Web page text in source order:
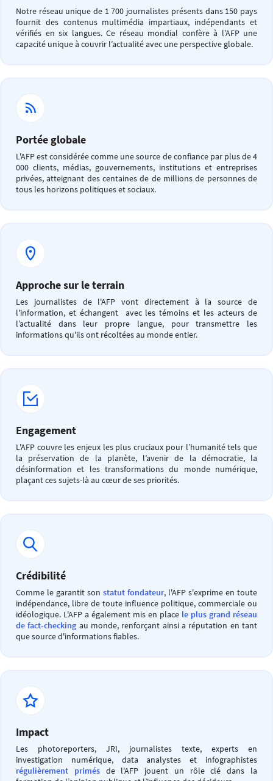
Notre réseau unique de 1 700 journalistes présents dans 150 pays
fournit des contenus multimédia impartiaux, indépendants et
vérifiés en six langues. Ce réseau mondial confère à l’AFP une
capacité unique à couvrir l’actualité avec une perspective globale.
Portée globale
L'AFP est considérée comme une source de confiance par plus de 4
000 clients, médias, gouvernements, institutions et entreprises
privées, atteignant des centaines de de millions de personnes de
tous les horizons politiques et sociaux.
Approche sur le terrain
Les journalistes de l'AFP vont directement à la source de
l'information, et échangent avec les témoins et les acteurs de
l’actualité dans leur propre langue, pour transmettre les
informations qu'ils ont récoltées au monde entier.
Engagement
L'AFP couvre les enjeux les plus cruciaux pour l’humanité tels que
la préservation de la planète, l’avenir de la démocratie, la
désinformation et les transformations du monde numérique,
plaçant ces sujets-là au cœur de ses priorités.
Crédibilité
Comme le garantit son statut fondateur, l'AFP s'exprime en toute
indépendance, libre de toute influence politique, commerciale ou
idéologique. L'AFP a également mis en place le plus grand réseau
de fact-checking au monde, renforçant ainsi a réputation en tant
que source d'informations fiables.
Impact
Les photoreporters, JRI, journalistes texte, experts en
investigation numérique, data analystes et infographistes
régulièrement primésde l'AFP jouent un rôle clé dans la